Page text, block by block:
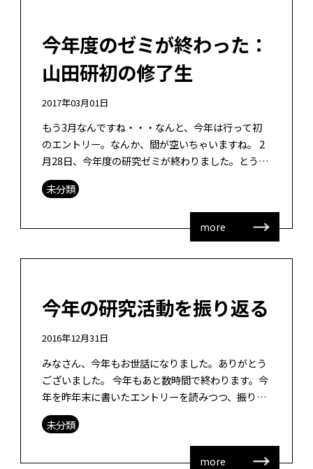
今年度のゼミが終わった：
山田研初の修了生
2017年03月01日
もう3月なんですね・・・なんと、今年は行って初
のエントリー。なんか、間が空いちゃいますね。 2
月28日、今年度の研究ゼミが終わりました。とうと
う私が初指導した学生2名が修了することになり、
なんとも感慨深いものがありました […]
未分類
more
今年の研究活動を振り返る
2016年12月31日
みなさん、今年もお世話になりました。ありがとう
ございました。 今年もあと数時間で終わります。今
年を昨年末に書いたエントリーを読みつつ、振り返
ってみますと・・・ 論文 2本（2本ともファース
ト） 日本教育工学会ショートレタ […]
未分類
more